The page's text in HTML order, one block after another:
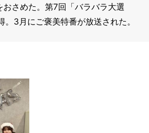
さめた。第7回「バラバラ大選
3月にご褒美特番が放送された。